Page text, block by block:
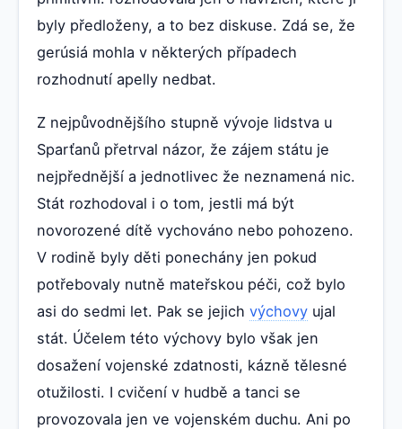
byly předloženy, a to bez diskuse. Zdá se, že
gerúsiá mohla v některých případech
rozhodnutí apelly nedbat.
Z nejpůvodnějšího stupně vývoje lidstva u
Sparťanů přetrval názor, že zájem státu je
nejpřednější a jednotlivec že neznamená nic.
Stát rozhodoval i o tom, jestli má být
novorozené dítě vychováno nebo pohozeno.
V rodině byly děti ponechány jen pokud
potřebovaly nutně mateřskou péči, což bylo
asi do sedmi let. Pak se jejich výchovy ujal
stát. Účelem této výchovy bylo však jen
dosažení vojenské zdatnosti, kázně tělesné
otužilosti. I cvičení v hudbě a tanci se
provozovala jen ve vojenském duchu. Ani po